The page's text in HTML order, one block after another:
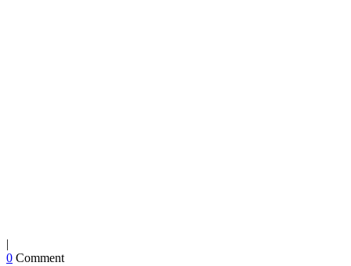
|
0 Comment